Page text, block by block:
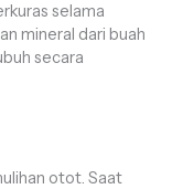
selama
mineral dari buah
secara
otot. Saat